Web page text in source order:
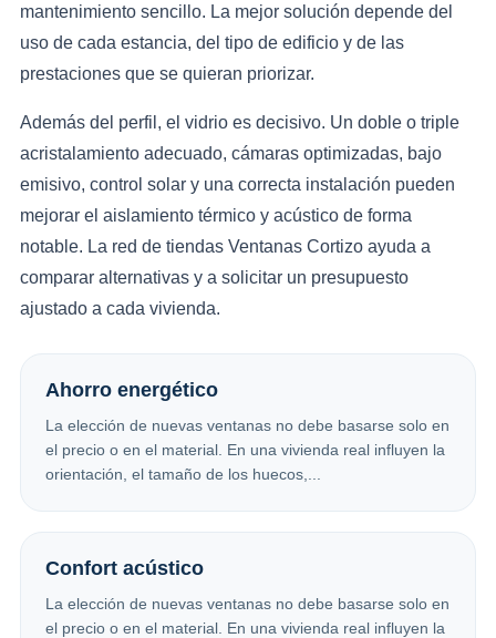
mantenimiento sencillo. La mejor solución depende del
uso de cada estancia, del tipo de edificio y de las
prestaciones que se quieran priorizar.
Además del perfil, el vidrio es decisivo. Un doble o triple
acristalamiento adecuado, cámaras optimizadas, bajo
emisivo, control solar y una correcta instalación pueden
mejorar el aislamiento térmico y acústico de forma
notable. La red de tiendas Ventanas Cortizo ayuda a
comparar alternativas y a solicitar un presupuesto
ajustado a cada vivienda.
Ahorro energético
La elección de nuevas ventanas no debe basarse solo en
el precio o en el material. En una vivienda real influyen la
orientación, el tamaño de los huecos,...
Confort acústico
La elección de nuevas ventanas no debe basarse solo en
el precio o en el material. En una vivienda real influyen la